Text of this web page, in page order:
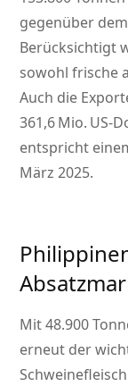
gegenüber
Berücksichtigt
sowohl frische
Auch die
361,6 Mio.
entspricht
März 2025.
Mit 48.900
erneut der